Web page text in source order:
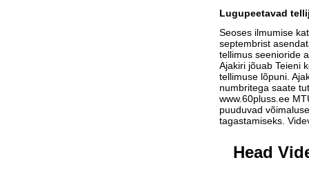
Lugupeetavad
Seoses ilmumise
septembrist
tellimus seenioride
Ajakiri jõuab Teieni
tellimuse lõpuni.
numbritega saate
www.60pluss.ee
puuduvad
tagastamiseks.
Head